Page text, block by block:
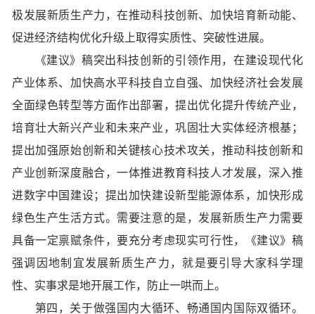
极发展新质生产力，在推动科技创新、加快培育新动能、
促进经济结构优化升级上取得实质性、突破性进展。
《建议》稿突出科技创新的引领作用，在建设现代化
产业体系、加快高水平科技自立自强、加快经济社会发展
全面绿色转型等方面作出部署，提出优化提升传统产业，
培育壮大新兴产业和未来产业，巩固壮大实体经济根基；
提出加强原始创新和关键核心技术攻关，推动科技创新和
产业创新深度融合，一体推进教育科技人才发展，深入推
进数字中国建设；提出加快建设新型能源体系，加快形成
绿色生产生活方式。需要注意的是，发展新质生产力需要
具备一定禀赋条件，要充分考虑现实可行性，《建议》稿
强调因地制宜发展新质生产力，就是要引导大家科学理
性、实事求是地开展工作，防止一哄而上。
第四，关于做强国内大循环、畅通国内国际双循环。